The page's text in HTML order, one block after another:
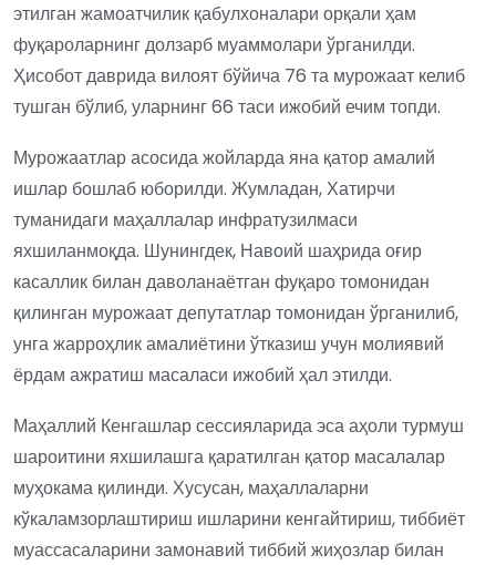
этилган жамоатчилик қабулхоналари орқали ҳам
фуқароларнинг долзарб муаммолари ўрганилди.
Ҳисобот даврида вилоят бўйича 76 та мурожаат келиб
тушган бўлиб, уларнинг 66 таси ижобий ечим топди.
Мурожаатлар асосида жойларда яна қатор амалий
ишлар бошлаб юборилди. Жумладан, Хатирчи
туманидаги маҳаллалар инфратузилмаси
яхшиланмоқда. Шунингдек, Навоий шаҳрида оғир
касаллик билан даволанаётган фуқаро томонидан
қилинган мурожаат депутатлар томонидан ўрганилиб,
унга жарроҳлик амалиётини ўтказиш учун молиявий
ёрдам ажратиш масаласи ижобий ҳал этилди.
Маҳаллий Кенгашлар сессияларида эса аҳоли турмуш
шароитини яхшилашга қаратилган қатор масалалар
муҳокама қилинди. Хусусан, маҳаллаларни
кўкаламзорлаштириш ишларини кенгайтириш, тиббиёт
муассасаларини замонавий тиббий жиҳозлар билан